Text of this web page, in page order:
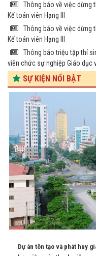
Thông báo về việc dừng
Kế toán viên Hạng III
Thông báo về việc dừng
Kế toán viên Hạng III
Thông báo triệu tập thí
viên chức sự nghiệp Giáo dục
SỰ KIỆN NỔI BẬT
Dự án tôn tạo và phát huy